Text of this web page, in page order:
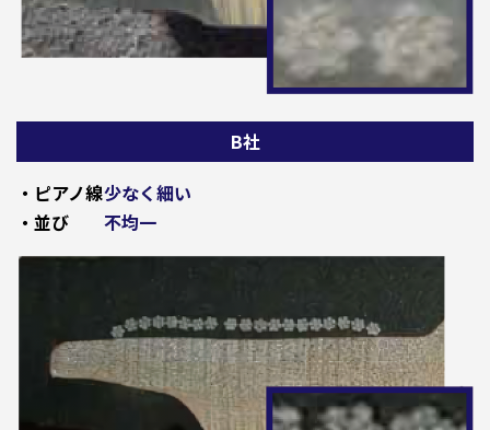
B社
・ピアノ線少なく細い
・並び
不均一